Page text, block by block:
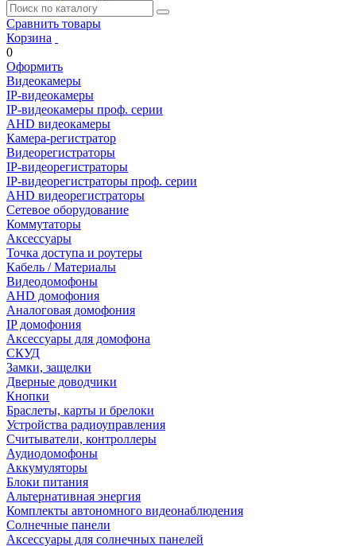
Сравнить товары
Корзина
0
Оформить
Видеокамеры
IP-видеокамеры
IP-видеокамеры проф. серии
AHD видеокамеры
Камера-регистратор
Видеорегистраторы
IP-видеорегистраторы
IP-видеорегистраторы проф. серии
AHD видеорегистраторы
Сетевое оборудование
Коммутаторы
Аксессуары
Точка доступа и роутеры
Кабель / Материалы
Видеодомофоны
AHD домофония
Аналоговая домофония
IP домофония
Аксессуары для домофона
СКУД
Замки, защелки
Дверные доводчики
Кнопки
Браслеты, карты и брелоки
Устройства радиоуправления
Считыватели, контроллеры
Аудиодомофоны
Аккумуляторы
Блоки питания
Альтернативная энергия
Комплекты автономного видеонаблюдения
Солнечные панели
Аксессуары для солнечных панелей